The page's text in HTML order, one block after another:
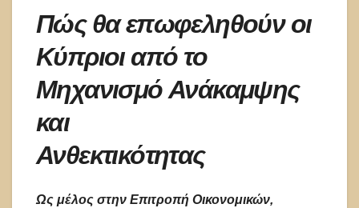
Πώς θα επωφεληθούν οι
Κύπριοι από το
Μηχανισμό Ανάκαμψης
και
Ανθεκτικότητας
Ως μέλος στην Επιτροπή Οικονομικών,